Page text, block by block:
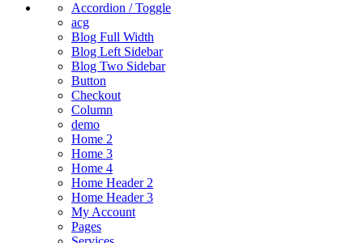
Accordion / Toggle
acg
Blog Full Width
Blog Left Sidebar
Blog Two Sidebar
Button
Checkout
Column
demo
Home 2
Home 3
Home 4
Home Header 2
Home Header 3
My Account
Pages